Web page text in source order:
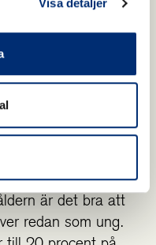
Visa detaljer
roll för
kroppen att
av kollagen börjar
är det bra att
redan som ung.